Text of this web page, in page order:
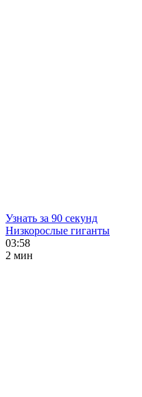
Узнать за 90 секунд
Низкорослые гиганты
03:58
2 мин